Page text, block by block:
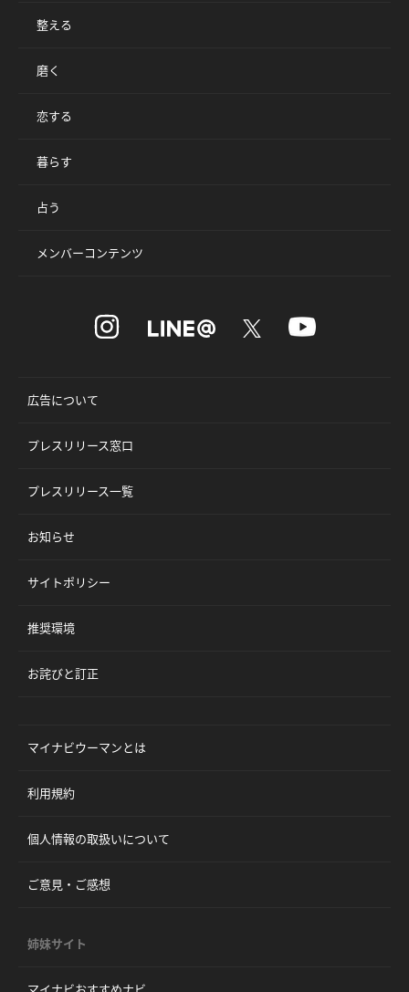
整える
磨く
恋する
暮らす
占う
メンバーコンテンツ
広告について
プレスリリース窓口
プレスリリース一覧
お知らせ
サイトポリシー
推奨環境
お詫びと訂正
マイナビウーマンとは
利用規約
個人情報の取扱いについて
ご意見・ご感想
姉妹サイト